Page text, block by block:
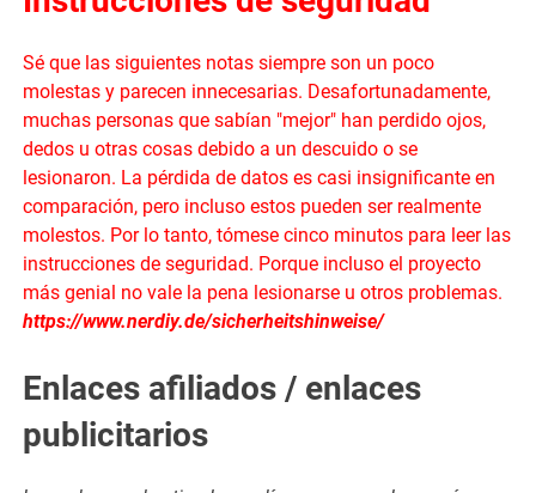
Sé que las siguientes notas siempre son un poco
molestas y parecen innecesarias. Desafortunadamente,
muchas personas que sabían "mejor" han perdido ojos,
dedos u otras cosas debido a un descuido o se
lesionaron. La pérdida de datos es casi insignificante en
comparación, pero incluso estos pueden ser realmente
molestos. Por lo tanto, tómese cinco minutos para leer las
instrucciones de seguridad. Porque incluso el proyecto
más genial no vale la pena lesionarse u otros problemas.
https://www.nerdiy.de/sicherheitshinweise/
Enlaces afiliados / enlaces
publicitarios